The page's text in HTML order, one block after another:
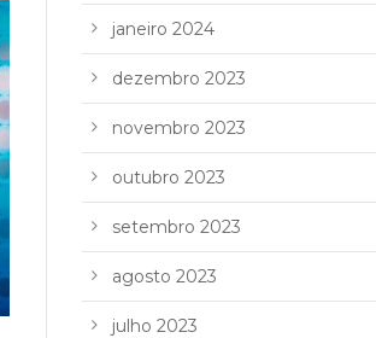
janeiro 2024
dezembro 2023
novembro 2023
outubro 2023
setembro 2023
agosto 2023
julho 2023